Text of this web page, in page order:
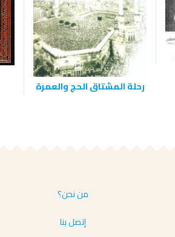
رحلة المشتاق الحج والعمرة
من نحن؟
إتصل بنا